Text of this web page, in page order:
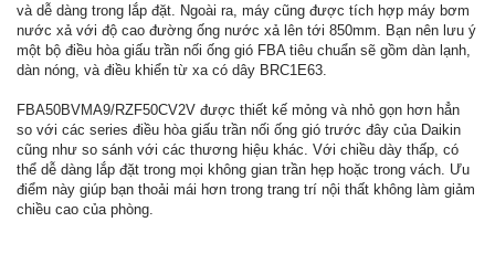
và dễ dàng trong lắp đặt. Ngoài ra, máy cũng được tích hợp máy bơm
nước xả với độ cao đường ống nước xả lên tới 850mm. Bạn nên lưu ý
một bộ điều hòa giấu trần nối ống gió FBA tiêu chuẩn sẽ gồm dàn lạnh,
dàn nóng, và điều khiển từ xa có dây BRC1E63.
FBA50BVMA9/RZF50CV2V được thiết kế mỏng và nhỏ gọn hơn hẳn
so với các series điều hòa giấu trần nối ống gió trước đây của Daikin
cũng như so sánh với các thương hiệu khác. Với chiều dày thấp, có
thể dễ dàng lắp đặt trong mọi không gian trần hẹp hoặc trong vách. Ưu
điểm này giúp bạn thoải mái hơn trong trang trí nội thất không làm giảm
chiều cao của phòng.